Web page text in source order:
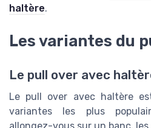
haltère.
Les variantes du
Le pull over avec
Le pull over avec haltère
variantes les plus